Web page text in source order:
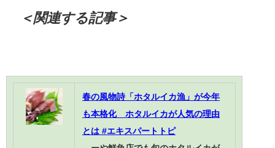
＜関連する記事＞
春の風物詩「ホタルイカ漁」が今年
も本格化 ホタルイカが人気の理由
とは #エキスパートトピ